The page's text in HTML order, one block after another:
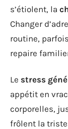
s’étiolent, la
Changer
routine,
repaire
Le stress
appétit en
corporelles,
frôlent la